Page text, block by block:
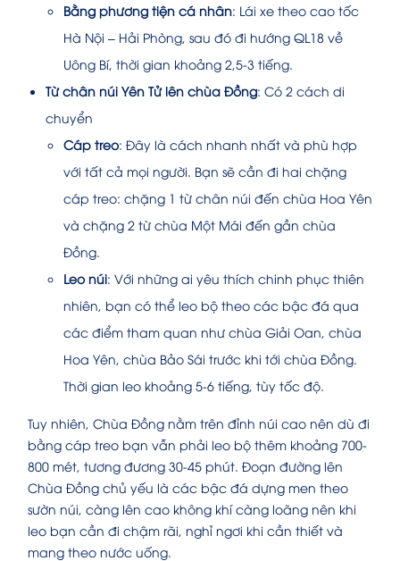
Bằng phương tiện cá nhân: Lái xe theo cao tốc
Hà Nội – Hải Phòng, sau đó đi hướng QL18 về
Uông Bí, thời gian khoảng 2,5-3 tiếng.
Từ chân núi Yên Tử lên chùa Đồng: Có 2 cách di
chuyển
Cáp treo: Đây là cách nhanh nhất và phù hợp
với tất cả mọi người. Bạn sẽ cần đi hai chặng
cáp treo: chặng 1 từ chân núi đến chùa Hoa Yên
và chặng 2 từ chùa Một Mái đến gần chùa
Đồng.
Leo núi: Với những ai yêu thích chinh phục thiên
nhiên, bạn có thể leo bộ theo các bậc đá qua
các điểm tham quan như chùa Giải Oan, chùa
Hoa Yên, chùa Bảo Sái trước khi tới chùa Đồng.
Thời gian leo khoảng 5-6 tiếng, tùy tốc độ.
Tuy nhiên, Chùa Đồng nằm trên đỉnh núi cao nên dù đi
bằng cáp treo bạn vẫn phải leo bộ thêm khoảng 700-
800 mét, tương đương 30-45 phút. Đoạn đường lên
Chùa Đồng chủ yếu là các bậc đá dựng men theo
sườn núi, càng lên cao không khí càng loãng nên khi
leo bạn cần đi chậm rãi, nghỉ ngơi khi cần thiết và
mang theo nước uống.